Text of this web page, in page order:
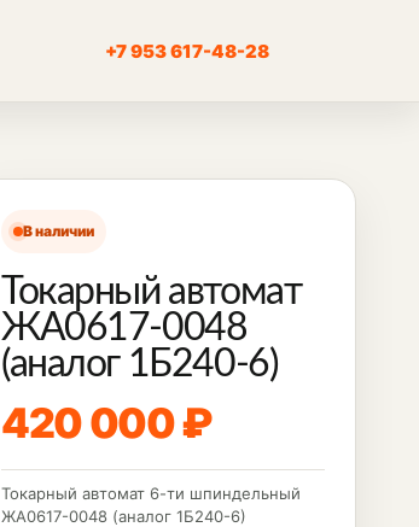
+7 953 617-48-28
В наличии
Токарный автомат
ЖА0617-0048
(аналог 1Б240-6)
420 000 ₽
Токарный автомат 6-ти шпиндельный
ЖА0617-0048 (аналог 1Б240-6)